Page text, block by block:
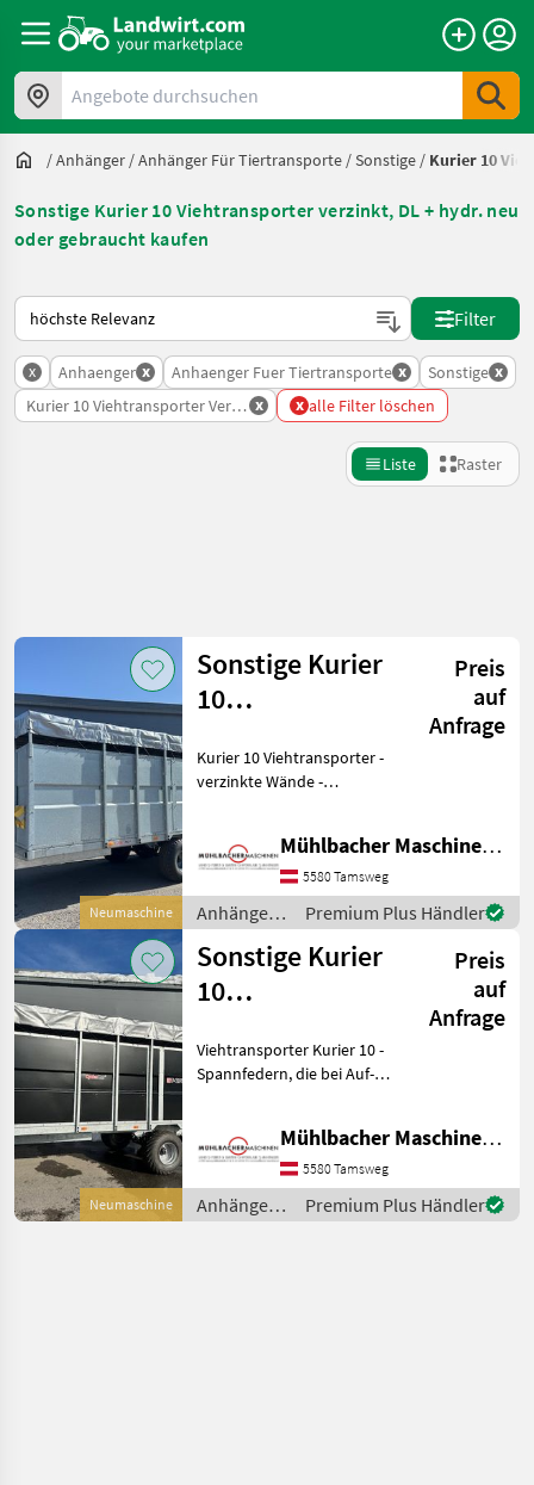
Angebote durchsuchen
/Anhänger /Anhänger Für Tiertransporte /Sonstige / Kurier 10
Sonstige Kurier 10 Viehtransporter verzinkt, DL + hydr. neu
oder gebraucht kaufen
So wird auf Landwirt.com sortiert
Filter
x Anhaenger x Anhaenger Fuer Tiertransporte x Sonstige x
Kurier 10 Viehtransporter Verzinkt Dl Hydr
x x alle Filter löschen
Liste Raster
Kategorie 5 Land Filter
AKTUELLER
Landtechnik
Anhaenger
Fuer
Tiertransporte
Sonstige
Kurier 10
Viehtransporter
Verzinkt Dl Hydr
KATEGORIE
WÄHLEN
Sonstige
Böckmann
Zurücksetzen
Ergebnisse
anzeigen
Neumaschine
Sonstige Kurier
10
verzinkt,
Preis
auf
Anfrage
Kurier 10 Viehtransporter -
verzinkte Wände -
behilflich sind - 12V-
Beleuchtung - verstellbare
Deichsel Oben-
Mühlbacher Maschinen GmbH
5580 Tamsweg
Anhänger /
Sonstige
Premium Plus Händler
Neumaschine
Sonstige Kurier
10
verzinkt, DL +
hydr.
Preis
auf
Anfrage
Viehtransporter Kurier 10 -
Spannfedern, die bei Auf-
Beleuchtung - verstellbare
Deichsel Oben- oder
Untenanhängun
Mühlbacher Maschinen GmbH
5580 Tamsweg
Anhänger /
Sonstige
Premium Plus Händler